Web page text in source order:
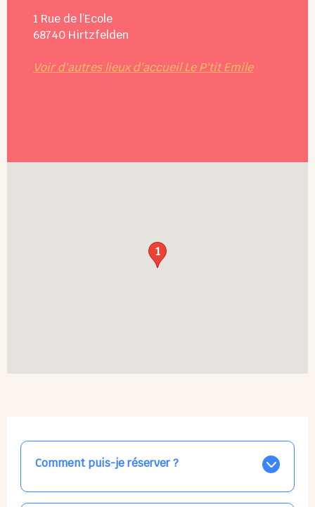
1 Rue de l’Ecole
68740 Hirtzfelden
Voir d'autres lieux d'accueil Le P'tit Emile
1
Comment puis-je réserver ?
Nos places libres au quotidien sont affichées jour par